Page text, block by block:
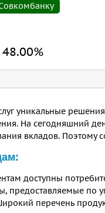
48.00%
уникальные
На сегодняшний
вкладов.
доступны
предоставляемые по
перечень